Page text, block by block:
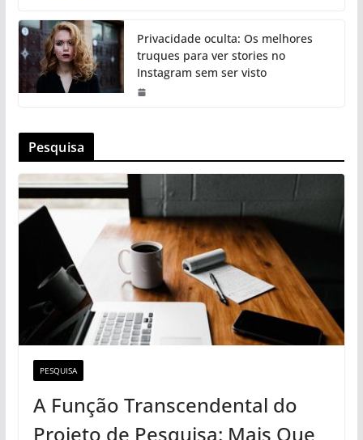
Privacidade oculta: Os melhores
truques para ver stories no
Instagram sem ser visto
Pesquisa
PESQUISA
A Função Transcendental do
Projeto de Pesquisa: Mais Que